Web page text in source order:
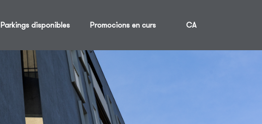
Parkings disponibles Promocions en curs CA